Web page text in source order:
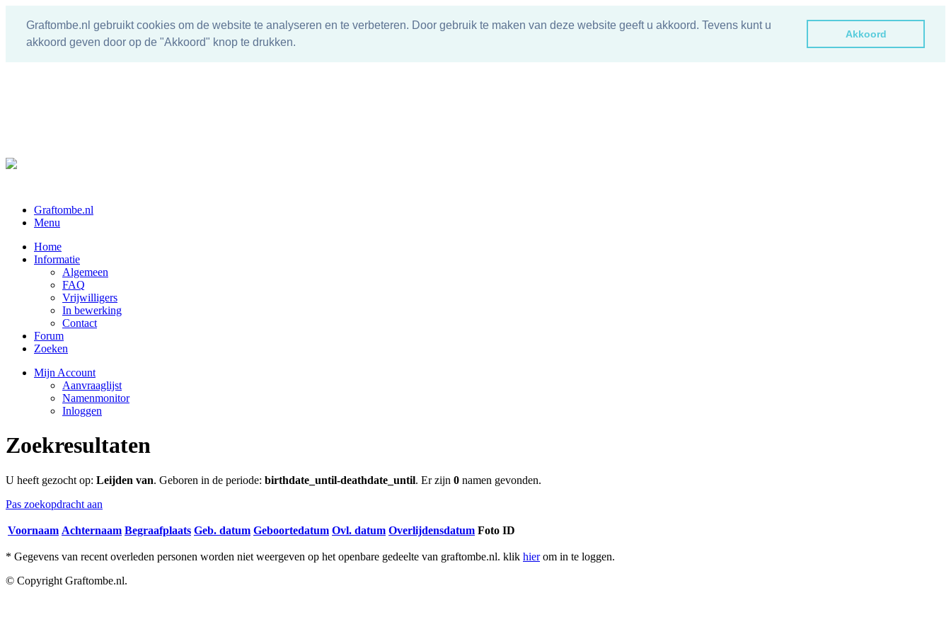
Graftombe.nl gebruikt cookies om de website te analyseren en te verbeteren. Door gebruik te maken van deze website geeft u akkoord. Tevens kunt u
akkoord geven door op de "Akkoord" knop te drukken.
Akkoord
Graftombe.nl
Menu
Home
Informatie
Algemeen
FAQ
Vrijwilligers
In bewerking
Contact
Forum
Zoeken
Mijn Account
Aanvraaglijst
Namenmonitor
Inloggen
Zoekresultaten
U heeft gezocht op: Leijden van. Geboren in de periode: birthdate_until-deathdate_until. Er zijn 0 namen gevonden.
Pas zoekopdracht aan
Voornaam Achternaam Begraafplaats Geb. datum Geboortedatum Ovl. datum Overlijdensdatum Foto ID
* Gegevens van recent overleden personen worden niet weergeven op het openbare gedeelte van graftombe.nl. klik hierom in te loggen.
© Copyright Graftombe.nl.